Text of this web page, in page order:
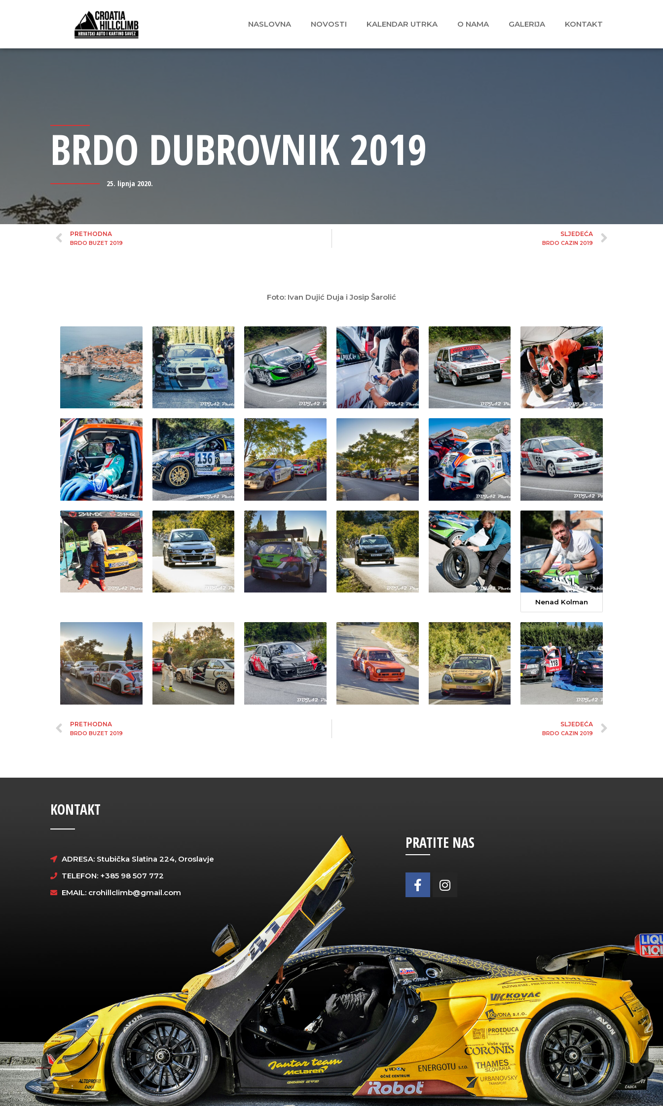
NASLOVNA NOVOSTI KALENDAR UTRKA O NAMA GALERIJA KONTAKT
BRDO DUBROVNIK 2019
25. lipnja 2020.
PRETHODNA
BRDO BUZET 2019
SLJEDEĆA
BRDO CAZIN 2019
Foto: Ivan Dujić Duja i Josip Šarolić
Nenad Kolman
PRETHODNA
BRDO BUZET 2019
SLJEDEĆA
BRDO CAZIN 2019
KONTAKT
ADRESA: Stubička Slatina 224, Oroslavje
TELEFON: +385 98 507 772
EMAIL: crohillclimb@gmail.com
PRATITE NAS